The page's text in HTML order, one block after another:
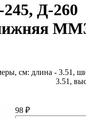
Д-260
см: длина - 3.51,
3.51,
98 ₽